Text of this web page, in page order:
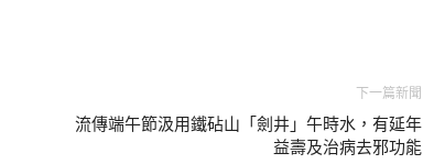
下一篇新聞
流傳端午節汲用鐵砧山「劍井」午時水，有延年
益壽及治病去邪功能